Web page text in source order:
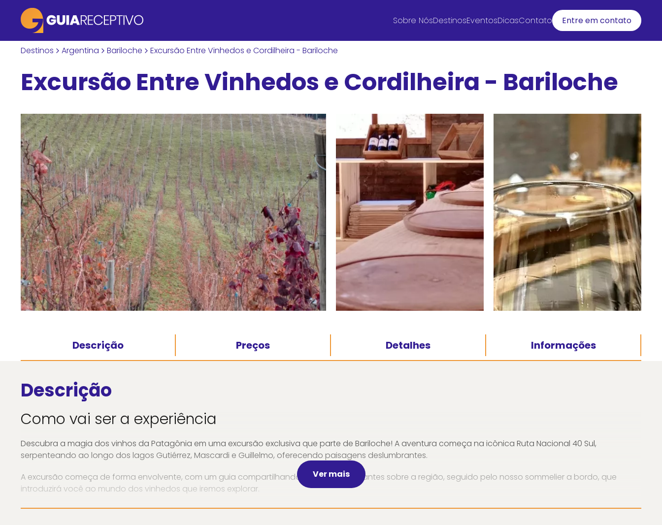
Sobre NósDestinosEventosDicasContato Entre em contato
Destinos Argentina Bariloche Excursão Entre Vinhedos e Cordilheira - Bariloche
Excursão Entre Vinhedos e Cordilheira - Bariloche
Descrição Preços Detalhes Informações
Descrição
Como vai ser a experiência
Descubra a magia dos vinhos da Patagônia em uma excursão exclusiva que parte de Bariloche! A aventura começa na icônica Ruta Nacional 40 Sul,
serpenteando ao longo dos lagos Gutiérrez, Mascardi e Guillelmo, oferecendo paisagens deslumbrantes.
A excursão começa de forma envolvente, com um guia compartilhando detalhes fascinantes sobre a região, seguido pelo nosso sommelier a bordo, que
introduzirá você ao mundo dos vinhedos que iremos explorar.
Destaques do passeio
Ver mais